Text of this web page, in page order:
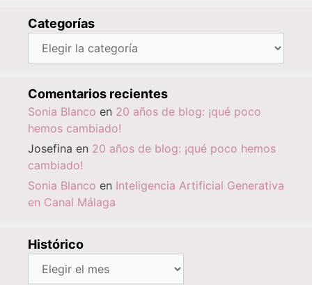
Categorías
Comentarios recientes
Sonia Blanco en 20 años de blog: ¡qué poco
hemos cambiado!
Josefina en 20 años de blog: ¡qué poco hemos
cambiado!
Sonia Blanco en Inteligencia Artificial Generativa
en Canal Málaga
Histórico